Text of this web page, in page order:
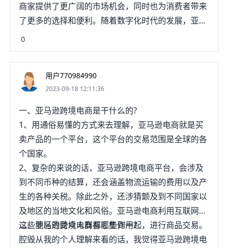
商家提供了更广阔的市场机会，同时也为消费者带来
了更多的选择和便利。随着数字化时代的发展，亚太
跨境电商预计将继续蓬勃发展，并在全球商业领域发
挥重要作用。
0
用户770984990
2023-09-18 12:11:36
一、亚马逊跨境电商是干什么的?
1、用通俗易懂的方式来去理解，亚马逊电商就是买
卖产品的一个平台，这个平台的交易范围是全球的各
个国家。
2、复杂的来说的话，亚马逊跨境电商平台，会涉及
到不同币种的结算，还会涵盖物流运输的费用以及产
生的各种关税。除此之外，还涉猜颤及到不同国家以
及地区的当地文化和风俗。亚马逊电商利用互联网将
这些地区的受众人群都汇集到一起，进行商品交易。
二、亚马逊跨境电商有哪些作用?
腔毁从我的个人理解来看的话，我觉得亚马逊跨境电